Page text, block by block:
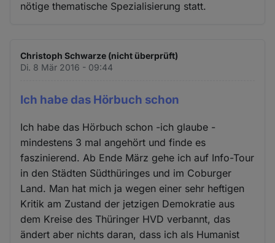
nötige thematische Spezialisierung statt.
Christoph Schwarze (nicht überprüft)
Di. 8 Mär 2016 - 09:44
Ich habe das Hörbuch schon
Ich habe das Hörbuch schon -ich glaube -
mindestens 3 mal angehört und finde es
faszinierend. Ab Ende März gehe ich auf Info-Tour
in den Städten Südthüringes und im Coburger
Land. Man hat mich ja wegen einer sehr heftigen
Kritik am Zustand der jetzigen Demokratie aus
dem Kreise des Thüringer HVD verbannt, das
ändert aber nichts daran, dass ich als Humanist